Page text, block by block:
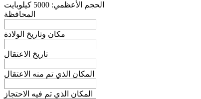
الحجم الأعظمي: 5000 كيلوبايت
المحافظة
مكان وتاريخ الولادة
تاريخ الاعتقال
المكان الذي تم منه الاعتقال
المكان الذي تم فيه الاحتجاز